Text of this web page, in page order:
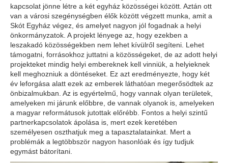
kapcsolat jönne létre a két egyház közösségei között. Aztán ott
van a városi szegénységben élők között végzett munka, amit a
Skót Egyház végez, és amelyet nagyon jól fogadnak a helyi
önkormányzatok. A projekt lényege az, hogy ezekben a
leszakadó közösségekben nem lehet kívülről segíteni. Lehet
támogatni, forrásokhoz juttatni a közösségeket, de az adott helyi
projekteket mindig helyi embereknek kell vinniük, a helyieknek
kell meghozniuk a döntéseket. Ez azt eredményezte, hogy két
év leforgása alatt ezek az emberek láthatóan megerősödtek az
önbizalmukban. Az is egyértelmű, hogy vannak olyan területek,
amelyeken mi járunk előbbre, de vannak olyanok is, amelyeken
a magyar reformátusok jutottak előrébb. Fontos a helyi szintű
partnerkapcsolatok ápolása is, mert ezek keretében
személyesen oszthatjuk meg a tapasztalatainkat. Mert a
problémák a legtöbbször nagyon hasonlóak és így tudjuk
egymást bátorítani.